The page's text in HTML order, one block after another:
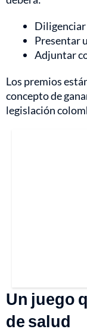
Diligenciar
Presentar
Adjuntar
Los premios
concepto de
legislación
Un juego
de salud